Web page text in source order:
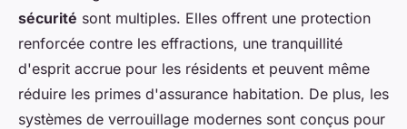
sécurité sont multiples. Elles offrent une protection
renforcée contre les effractions, une tranquillité
d'esprit accrue pour les résidents et peuvent même
réduire les primes d'assurance habitation. De plus, les
systèmes de verrouillage modernes sont conçus pour